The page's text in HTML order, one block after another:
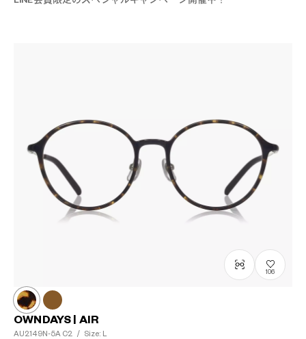
106
OWNDAYS | AIR
AU2149N-5A C2 / Size: L